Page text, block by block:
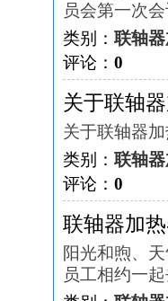
员会第一次
类别： 联轴
评论： 0
关于联轴
关于联轴器
类别： 联轴
评论： 0
联轴器加
阳光和煦、
员工相约一